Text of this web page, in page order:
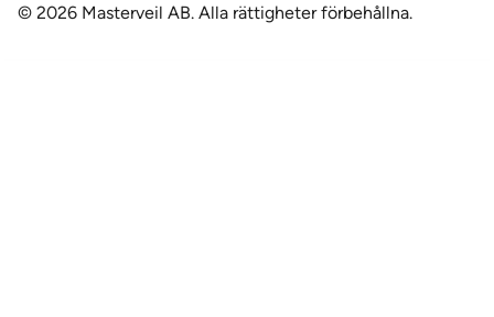
© 2026 Masterveil AB. Alla rättigheter förbehållna.